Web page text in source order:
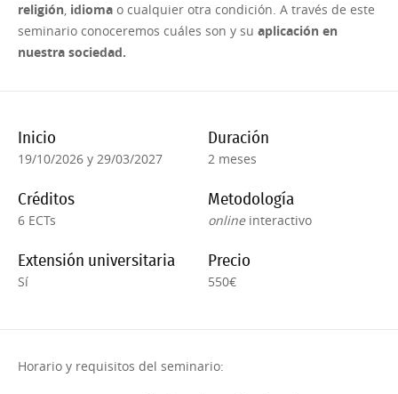
religión, idioma o cualquier otra condición. A través de este
seminario conoceremos cuáles son y su aplicación en
nuestra sociedad.
Inicio
19/10/2026 y 29/03/2027
Duración
2 meses
Créditos
6 ECTs
Metodología
online interactivo
Extensión universitaria
Sí
Precio
550€
Horario y requisitos del seminario: